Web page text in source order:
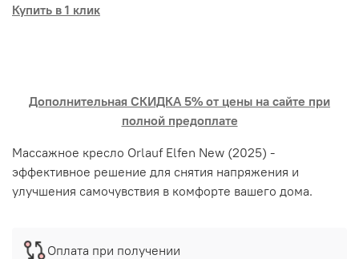
Купить в 1 клик
Дополнительная СКИДКА 5% от цены на сайте при
полной предоплате
Массажное кресло Orlauf Elfen New (2025) -
эффективное решение для снятия напряжения и
улучшения самочувствия в комфорте вашего дома.
Оплата при получении